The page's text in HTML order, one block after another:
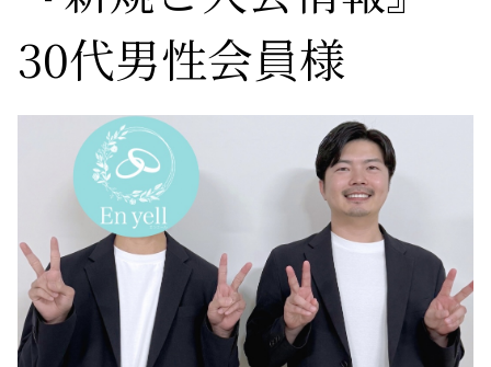
HOME
サービスの特徴
ご成婚までの流れ
料金
30代男性会員様